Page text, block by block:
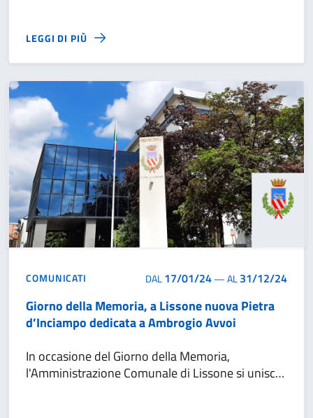
raccolta domestica dell’olio alimentare esausto.
LEGGI DI PIÙ
COMUNICATI DAL17/01/24—AL31/12/24
Giorno della Memoria, a Lissone nuova Pietra
d’Inciampo dedicata a Ambrogio Avvoi
In occasione del Giorno della Memoria,
l'Amministrazione Comunale di Lissone si unisce